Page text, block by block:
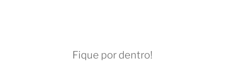
Fique por dentro!